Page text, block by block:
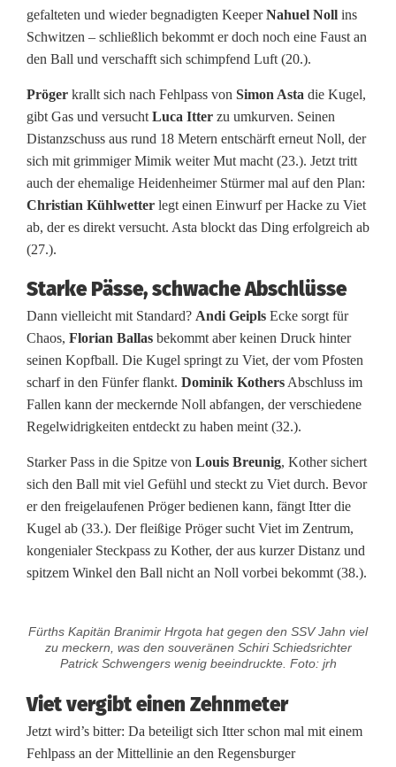
gefalteten und wieder begnadigten KeeperNahuel Noll ins
Schwitzen – schließlich bekommt er doch noch eine Faust an
den Ball und verschafft sich schimpfend Luft (20.).
Pröger krallt sich nach Fehlpass von Simon Asta die Kugel,
gibt Gas und versucht Luca Itter zu umkurven. Seinen
Distanzschuss aus rund 18 Metern entschärft erneut Noll, der
sich mit grimmiger Mimik weiter Mut macht (23.). Jetzt tritt
auch der ehemalige Heidenheimer Stürmer mal auf den Plan:
Christian Kühlwetter legt einen Einwurf per Hacke zu Viet
ab, der es direkt versucht. Asta blockt das Ding erfolgreich ab
(27.).
Starke Pässe, schwache Abschlüsse
Dann vielleicht mit Standard? Andi Geipls Ecke sorgt für
Chaos, Florian Ballas bekommt aber keinen Druck hinter
seinen Kopfball. Die Kugel springt zu Viet, der vom Pfosten
scharf in den Fünfer flankt. Dominik Kothers Abschluss im
Fallen kann der meckernde Noll abfangen, der verschiedene
Regelwidrigkeiten entdeckt zu haben meint (32.).
Starker Pass in die Spitze von Louis Breunig, Kother sichert
sich den Ball mit viel Gefühl und steckt zu Viet durch. Bevor
er den freigelaufenen Pröger bedienen kann, fängt Itter die
Kugel ab (33.). Der fleißige Pröger sucht Viet im Zentrum,
kongenialer Steckpass zu Kother, der aus kurzer Distanz und
spitzem Winkel den Ball nicht an Noll vorbei bekommt (38.).
Fürths Kapitän Branimir Hrgota hat gegen den SSV Jahn viel
zu meckern, was den souveränen Schiri Schiedsrichter
Patrick Schwengers wenig beeindruckte. Foto: jrh
Viet vergibt einen Zehnmeter
Jetzt wird’s bitter: Da beteiligt sich Itter schon mal mit einem
Fehlpass an der Mittellinie an den Regensburger